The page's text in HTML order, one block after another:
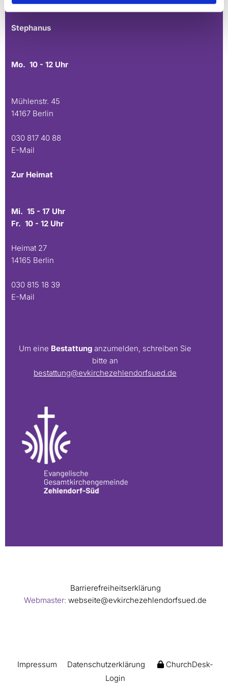
E-Mail
Stephanus
Mo. 10 - 12 Uhr
Mühlenstr. 45
14167 Berlin
030 817 40 88
E-Mail
Zur Heimat
Mi. 15 - 17 Uhr
Fr. 10 - 12 Uhr
Heimat 27
14165 Berlin
030 815 18 39
E-Mail
Um eine Bestattung anzumelden, schreiben Sie
bitte an
bestattung@evkirchezehlendorfsued.de
Barrierefreiheitserklärung
Webmaster: webseite@evkirchezehlendorfsued.de
Impressum Datenschutzerklärung
ChurchDesk-
Login